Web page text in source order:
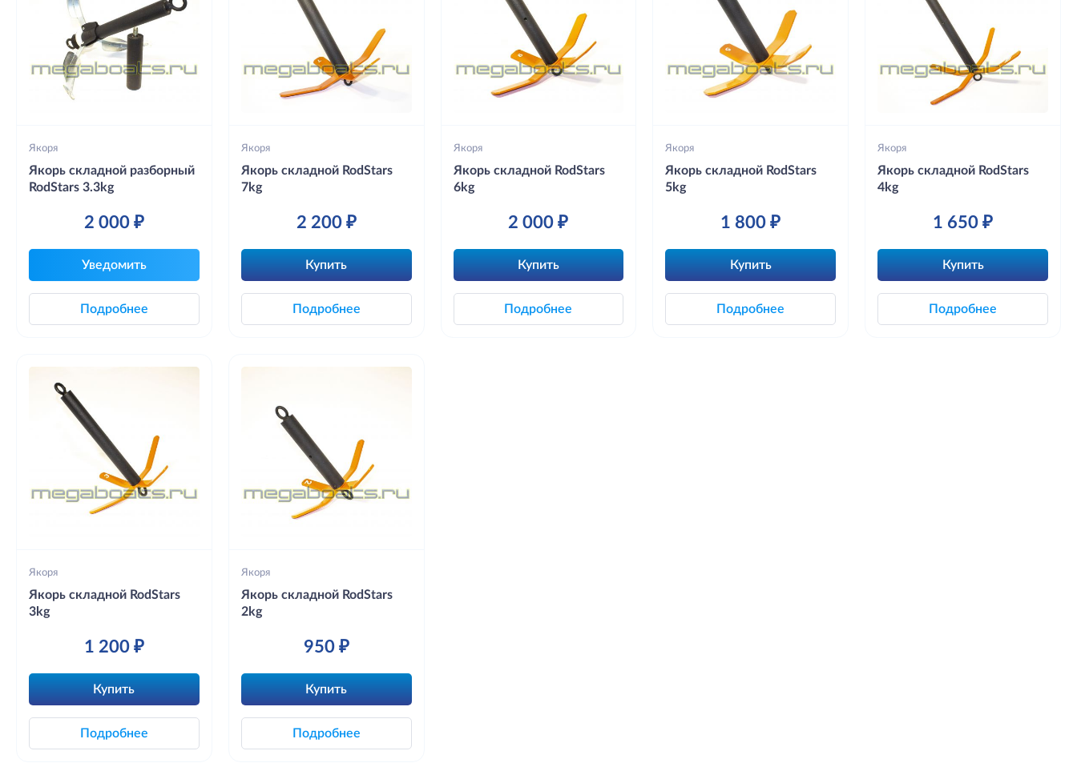
Якоря
Якорь складной разборный
RodStars 3.3kg
2 000 ₽
Уведомить
Подробнее
Якоря
Якорь складной RodStars
7kg
2 200 ₽
Купить
Подробнее
Якоря
Якорь складной RodStars
6kg
2 000 ₽
Купить
Подробнее
Якоря
Якорь складной RodStars
5kg
1 800 ₽
Купить
Подробнее
Якоря
Якорь складной RodStars
4kg
1 650 ₽
Купить
Подробнее
Якоря
Якорь складной RodStars
3kg
1 200 ₽
Купить
Подробнее
Якоря
Якорь складной RodStars
2kg
950 ₽
Купить
Подробнее